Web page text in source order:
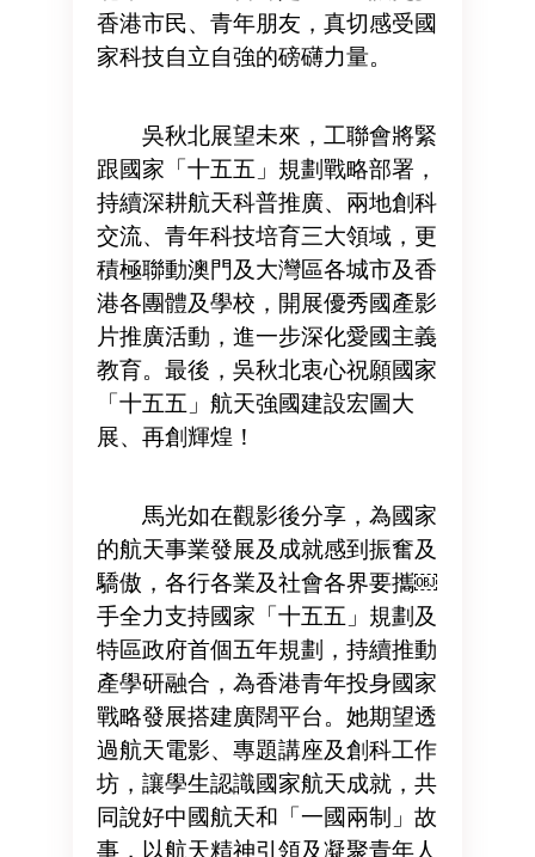
香港市民、青年朋友，真切感受國
家科技自立自強的磅礴力量。
吳秋北展望未來，工聯會將緊
跟國家「十五五」規劃戰略部署，
持續深耕航天科普推廣、兩地創科
交流、青年科技培育三大領域，更
積極聯動澳門及大灣區各城市及香
港各團體及學校，開展優秀國產影
片推廣活動，進一步深化愛國主義
教育。最後，吳秋北衷心祝願國家
「十五五」航天強國建設宏圖大
展、再創輝煌！
馬光如在觀影後分享，為國家
的航天事業發展及成就感到振奮及
驕傲，各行各業及社會各界要攜￼
手全力支持國家「十五五」規劃及
特區政府首個五年規劃，持續推動
產學研融合，為香港青年投身國家
戰略發展搭建廣闊平台。她期望透
過航天電影、專題講座及創科工作
坊，讓學生認識國家航天成就，共
同說好中國航天和「一國兩制」故
事，以航天精神引領及凝聚青年人